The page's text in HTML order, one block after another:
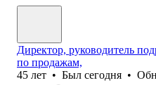
Директор, руководитель
по продажам,
45 лет • Был сегодня •